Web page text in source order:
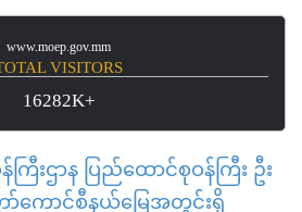
www.moep.gov.mm
VISITORS
16282K+
ြီးဌာန ပြည်ထောင်စုဝန်ကြီး ဦး
ကောင်စီနယ်မြေအတွင်းရှိ